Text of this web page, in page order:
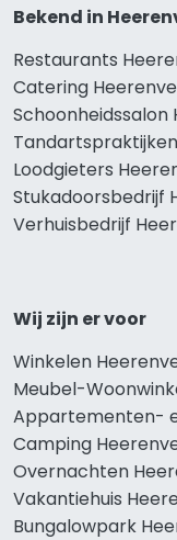
Bekend in
Restaurants
Catering
Schoonheidssalon
Loodgieters
Stukadoorsbedrijf
Verhuisbedrijf
Wij zijn er voor
Winkelen
Meubel-
Appartementen-
Camping
Overnachten
Vakantiehuis
Bungalowpark